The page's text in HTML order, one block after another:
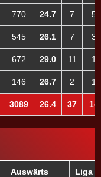
770 24.7 7 5
545 26.1 7 3
672 29.0 11 1
146 26.7 2 1
3089 26.4 37 14
Auswärts Liga -